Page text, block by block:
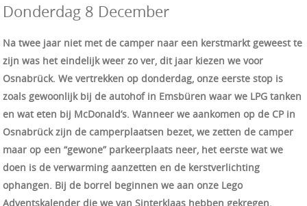
Donderdag 8 December
Na twee jaar niet met de camper naar een kerstmarkt geweest te
zijn was het eindelijk weer zo ver, dit jaar kiezen we voor
Osnabrück. We vertrekken op donderdag, onze eerste stop is
zoals gewoonlijk bij de autohof in Emsbüren waar we LPG tanken
en wat eten bij McDonald’s. Wanneer we aankomen op de CP in
Osnabrück zijn de camperplaatsen bezet, we zetten de camper
maar op een “gewone” parkeerplaats neer, het eerste wat we
doen is de verwarming aanzetten en de kerstverlichting
ophangen. Bij de borrel beginnen we aan onze Lego
Adventskalender die we van Sinterklaas hebben gekregen.